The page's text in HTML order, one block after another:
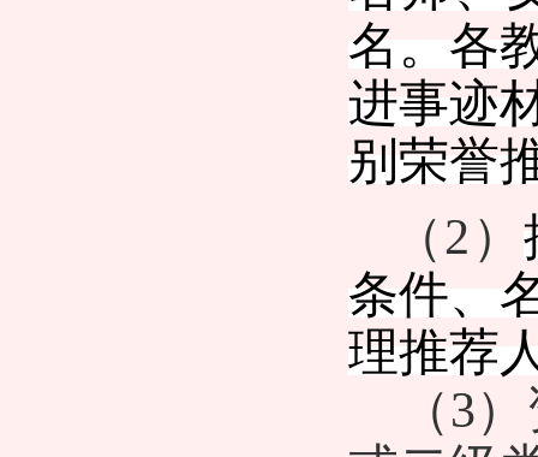
名。各
进事迹
别荣誉
（2 ）
条件、
理推荐
（3